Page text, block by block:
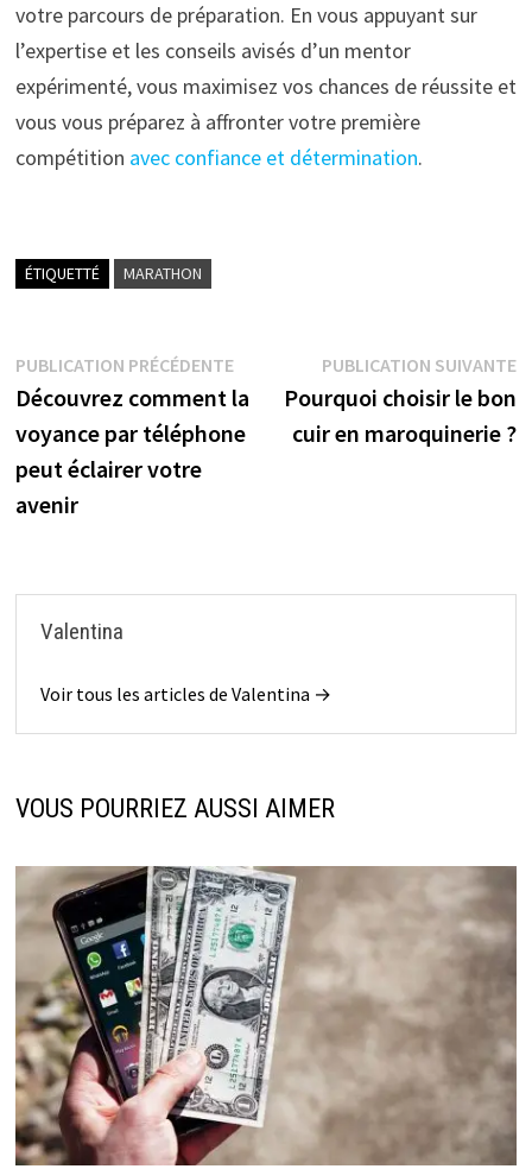
votre parcours de préparation. En vous appuyant sur
l’expertise et les conseils avisés d’un mentor
expérimenté, vous maximisez vos chances de réussite et
vous vous préparez à affronter votre première
compétition avec confiance et détermination.
ÉTIQUETTÉ MARATHON
Navigation
de
l’article
PUBLICATION PRÉCÉDENTEPublication
précédente :
Découvrez comment la
voyance par téléphone
peut éclairer votre
avenir
PUBLICATION SUIVANTE
Pourquoi choisir le bon
cuir en maroquinerie ?
Valentina
Voir tous les articles de Valentina →
VOUS POURRIEZ AUSSI AIMER